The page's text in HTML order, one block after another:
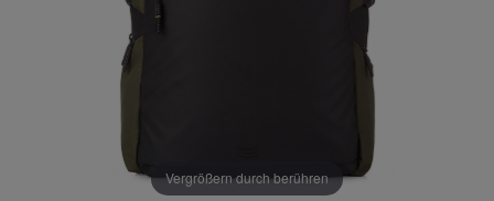
Vergrößern durch berühren